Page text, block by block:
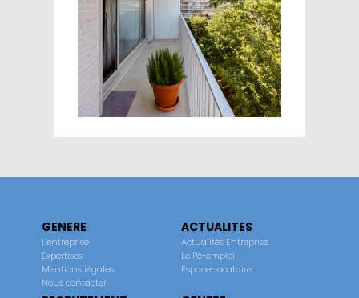
GENERE
L'entreprise
Expertises
Mentions légales
Nous contacter
ACTUALITES
Actualités Entreprise
Le Ré-emploi
Espace-locataire